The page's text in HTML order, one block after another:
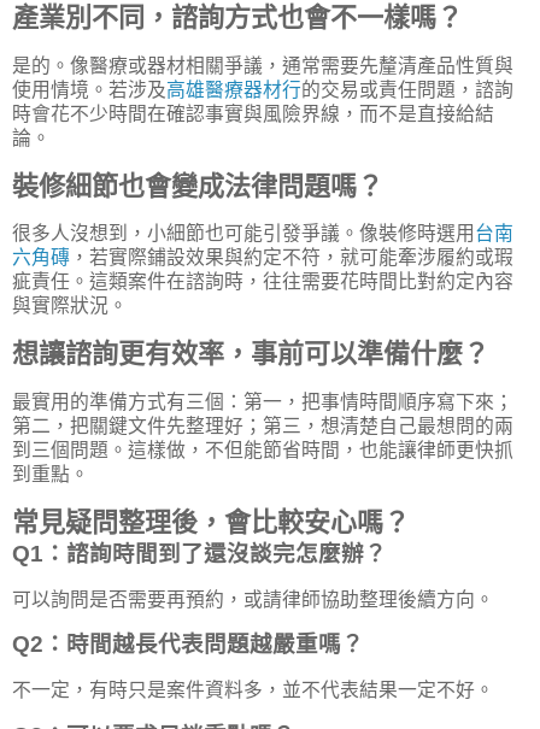
產業別不同，諮詢方式也會不一樣嗎？
是的。像醫療或器材相關爭議，通常需要先釐清產品性質與
使用情境。若涉及高雄醫療器材行的交易或責任問題，諮詢
時會花不少時間在確認事實與風險界線，而不是直接給結
論。
裝修細節也會變成法律問題嗎？
很多人沒想到，小細節也可能引發爭議。像裝修時選用 台南
六角磚 ，若實際鋪設效果與約定不符，就可能牽涉履約或瑕
疵責任。這類案件在諮詢時，往往需要花時間比對約定內容
與實際狀況。
想讓諮詢更有效率，事前可以準備什麼？
最實用的準備方式有三個：第一，把事情時間順序寫下來；
第二，把關鍵文件先整理好；第三，想清楚自己最想問的兩
到三個問題。這樣做，不但能節省時間，也能讓律師更快抓
到重點。
常見疑問整理後，會比較安心嗎？
Q1：諮詢時間到了還沒談完怎麼辦？
可以詢問是否需要再預約，或請律師協助整理後續方向。
Q2：時間越長代表問題越嚴重嗎？
不一定，有時只是案件資料多，並不代表結果一定不好。